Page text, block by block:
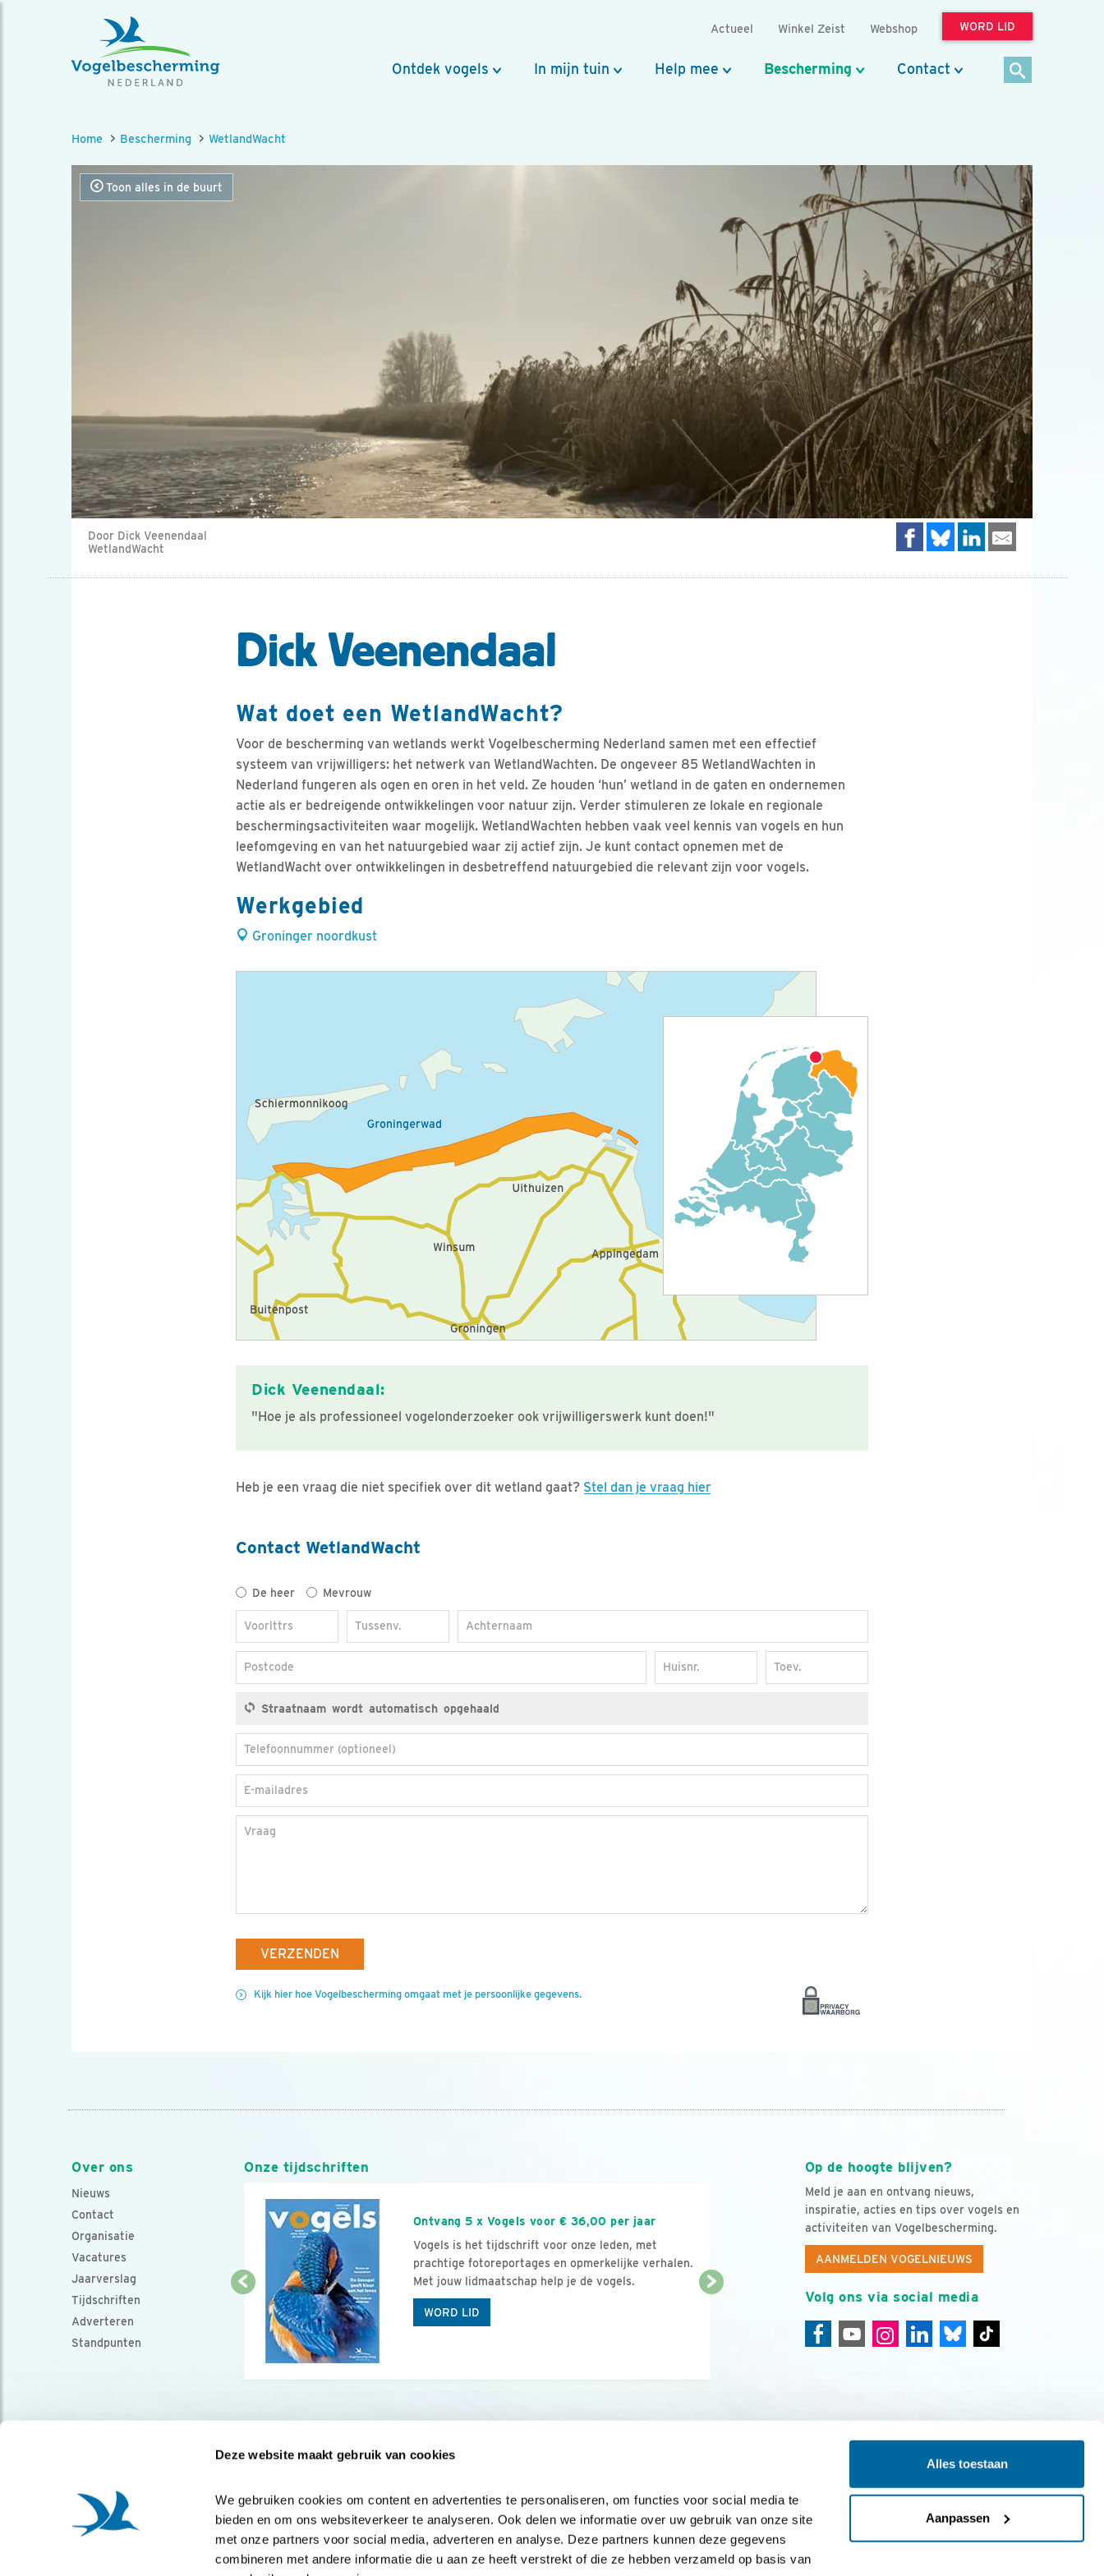
Deze website maakt gebruik van cookies
We gebruiken cookies om content en advertenties te personaliseren, om functies voor social media te
bieden en om ons websiteverkeer te analyseren. Ook delen we informatie over uw gebruik van onze site
met onze partners voor social media, adverteren en analyse. Deze partners kunnen deze gegevens
combineren met andere informatie die u aan ze heeft verstrekt of die ze hebben verzameld op basis van
Alles toestaan
Aanpassen
Actueel Winkel Zeist Webshop WORD LID
Ontdek vogels In mijn tuin Help mee Bescherming Contact
Home Bescherming WetlandWacht
Toon alles in de buurt
Door Dick Veenendaal
WetlandWacht
Dick Veenendaal
Wat doet een WetlandWacht?
Voor de bescherming van wetlands werkt Vogelbescherming Nederland samen met een effectief
systeem van vrijwilligers: het netwerk van WetlandWachten. De ongeveer 85 WetlandWachten in
Nederland fungeren als ogen en oren in het veld. Ze houden ‘hun’ wetland in de gaten en ondernemen
actie als er bedreigende ontwikkelingen voor natuur zijn. Verder stimuleren ze lokale en regionale
beschermingsactiviteiten waar mogelijk. WetlandWachten hebben vaak veel kennis van vogels en hun
leefomgeving en van het natuurgebied waar zij actief zijn. Je kunt contact opnemen met de
WetlandWacht over ontwikkelingen in desbetreffend natuurgebied die relevant zijn voor vogels.
Werkgebied
Groninger noordkust
Dick Veenendaal:
"Hoe je als professioneel vogelonderzoeker ook vrijwilligerswerk kunt doen!"
Heb je een vraag die niet specifiek over dit wetland gaat? Stel dan je vraag hier
Contact WetlandWacht
TitelDe heer Mevrouw
Voorlttrs Tussenv. Achternaam
Postcode Huisnr. Toev.
Telefoonnummer (optioneel)
E-mailadres
Vraag
VERZENDEN
Kijk hier hoe Vogelbescherming omgaat met je persoonlijke gegevens.
Over ons
Nieuws
Contact
Organisatie
Vacatures
Jaarverslag
Tijdschriften
Adverteren
Standpunten
Op de hoogte blijven?
Meld je aan en ontvang nieuws,
inspiratie, acties en tips over vogels en
activiteiten van Vogelbescherming.
AANMELDEN VOGELNIEUWS
Volg ons via social media
Onze tijdschriften
Ontvang 5 x Vogels voor € 36,00 per jaar
Vogels is het tijdschrift voor onze leden, met
prachtige fotoreportages en opmerkelijke verhalen.
Met jouw lidmaatschap help je de vogels.
WORD LID